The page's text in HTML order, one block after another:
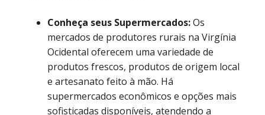
Conheça seus Supermercados:Os
mercados de produtores rurais na Virgínia
Ocidental oferecem uma variedade de
produtos frescos, produtos de origem local
e artesanato feito à mão. Há
supermercados econômicos e opções mais
sofisticadas disponíveis, atendendo a